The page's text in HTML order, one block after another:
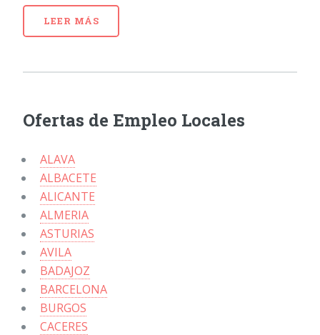
LEER MÁS
Ofertas de Empleo Locales
ALAVA
ALBACETE
ALICANTE
ALMERIA
ASTURIAS
AVILA
BADAJOZ
BARCELONA
BURGOS
CACERES